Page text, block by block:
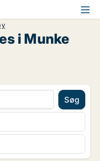
i Munke
Søg